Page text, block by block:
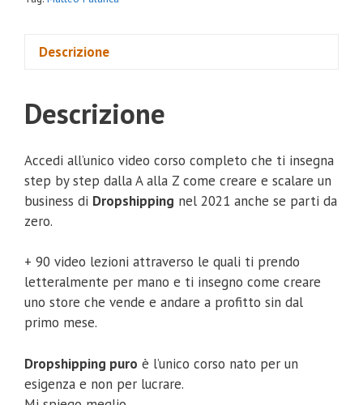
Descrizione
Descrizione
Accedi all’unico video corso completo che ti insegna
step by step dalla A alla Z come creare e scalare un
business di Dropshipping nel 2021 anche se parti da
zero.
+ 90 video lezioni attraverso le quali ti prendo
letteralmente per mano e ti insegno come creare
uno store che vende e andare a profitto sin dal
primo mese.
Dropshipping puro è l’unico corso nato per un
esigenza e non per lucrare.